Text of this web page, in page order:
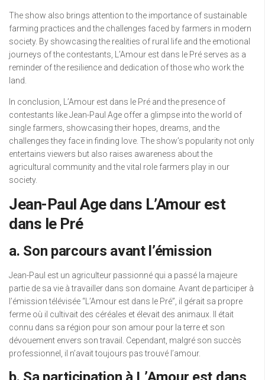
The show also brings attention to the importance of sustainable
farming practices and the challenges faced by farmers in modern
society. By showcasing the realities of rural life and the emotional
journeys of the contestants, L’Amour est dans le Pré serves as a
reminder of the resilience and dedication of those who work the
land.
In conclusion, L’Amour est dans le Pré and the presence of
contestants like Jean-Paul Age offer a glimpse into the world of
single farmers, showcasing their hopes, dreams, and the
challenges they face in finding love. The show’s popularity not only
entertains viewers but also raises awareness about the
agricultural community and the vital role farmers play in our
society.
Jean-Paul Age dans L’Amour est
dans le Pré
a. Son parcours avant l’émission
Jean-Paul est un agriculteur passionné qui a passé la majeure
partie de sa vie à travailler dans son domaine. Avant de participer à
l’émission télévisée “L’Amour est dans le Pré”, il gérait sa propre
ferme où il cultivait des céréales et élevait des animaux. Il était
connu dans sa région pour son amour pour la terre et son
dévouement envers son travail. Cependant, malgré son succès
professionnel, il n’avait toujours pas trouvé l’amour.